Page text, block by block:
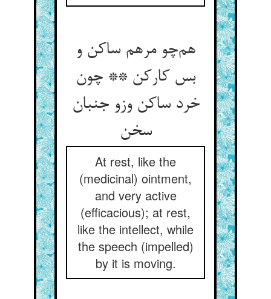
هم‌چو مرهم ساکن و
بس کارکن ** چون
خرد ساکن وزو جنبان
سخن
At rest, like the
(medicinal) ointment,
and very active
(efficacious); at rest,
like the intellect, while
the speech (impelled)
by it is moving.